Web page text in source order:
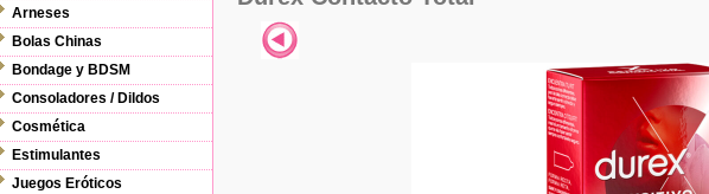
Arneses
Bolas Chinas
Bondage y BDSM
Consoladores / Dildos
Cosmética
Estimulantes
Juegos Eróticos